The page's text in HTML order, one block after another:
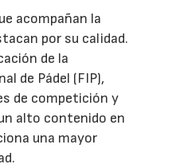
acompañan la
por su calidad.
de la
de Pádel (FIP),
de competición y
alto contenido en
una mayor